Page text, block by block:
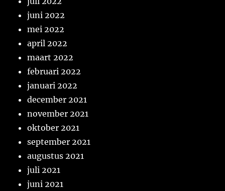
juni 2022
mei 2022
april 2022
maart 2022
februari 2022
januari 2022
december 2021
november 2021
oktober 2021
september 2021
augustus 2021
juli 2021
juni 2021